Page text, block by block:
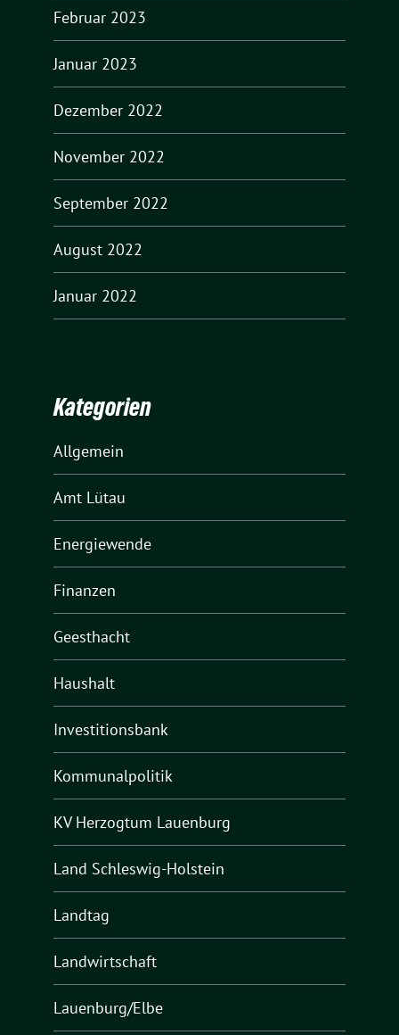
Februar 2023
Januar 2023
Dezember 2022
November 2022
September 2022
August 2022
Januar 2022
Kategorien
Allgemein
Amt Lütau
Energiewende
Finanzen
Geesthacht
Haushalt
Investitionsbank
Kommunalpolitik
KV Herzogtum Lauenburg
Land Schleswig-Holstein
Landtag
Landwirtschaft
Lauenburg/Elbe